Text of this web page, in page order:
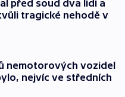
před soud dva lidi a
tragické nehodě v
nemotorových vozidel
nejvíc ve středních